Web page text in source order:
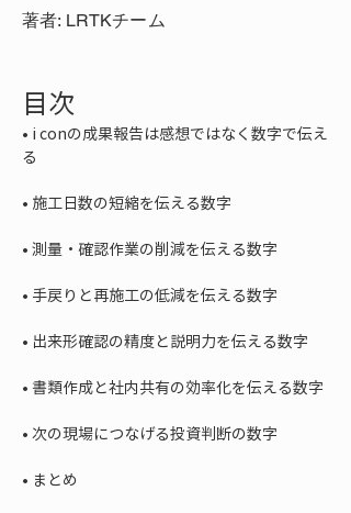
著者: LRTKチーム
目次
• i conの成果報告は感想ではなく数字で伝え
•
•
•
•
•
•
• まとめ